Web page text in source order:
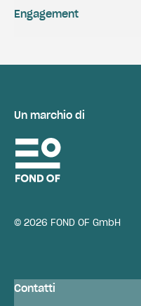
Engagement
Un marchio di
© 2026 FOND OF GmbH
Contatti